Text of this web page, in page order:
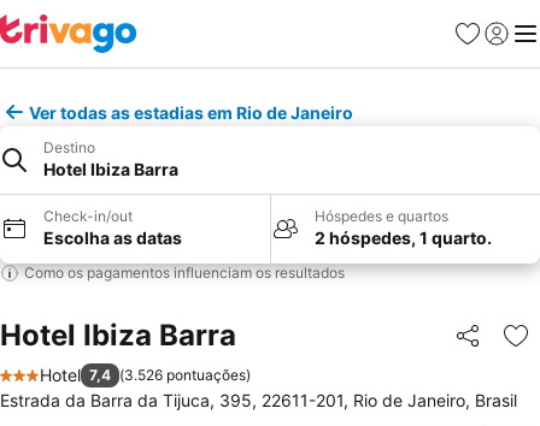
Favoritos
Iniciar
Ver todas as estadias em Rio de Janeiro
Destino
Hotel Ibiza Barra
Check-in/out
Escolha as datas
Hóspedes e quartos
2 hóspedes, 1 quarto.
Como os pagamentos influenciam os resultados
Hotel Ibiza Barra Partilhar
3 Estrelas
Hotel 7,4 (3.526 pontuações)
Estrada da Barra da Tijuca, 395, 22611-201, Rio de Janeiro, Brasil